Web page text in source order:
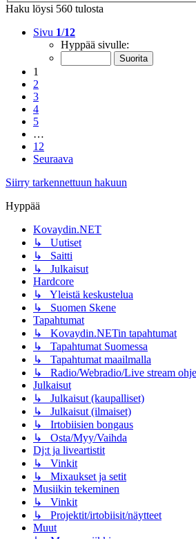
Haku löysi 560 tulosta
Sivu 1/12
Hyppää sivulle:
1
2
3
4
5
…
12
Seuraava
Siirry tarkennettuun hakuun
Hyppää
Kovaydin.NET
↳ Uutiset
↳ Saitti
↳ Julkaisut
Hardcore
↳ Yleistä keskustelua
↳ Suomen Skene
Tapahtumat
↳ Kovaydin.NETin tapahtumat
↳ Tapahtumat Suomessa
↳ Tapahtumat maailmalla
↳ Radio/Webradio/Live stream
Julkaisut
↳ Julkaisut (kaupalliset)
↳ Julkaisut (ilmaiset)
↳ Irtobiisien bongaus
↳ Osta/Myy/Vaihda
Dj:t ja liveartistit
↳ Vinkit
↳ Mixaukset ja setit
Musiikin tekeminen
↳ Vinkit
↳ Projektit/irtobiisit/näytteet
Muut